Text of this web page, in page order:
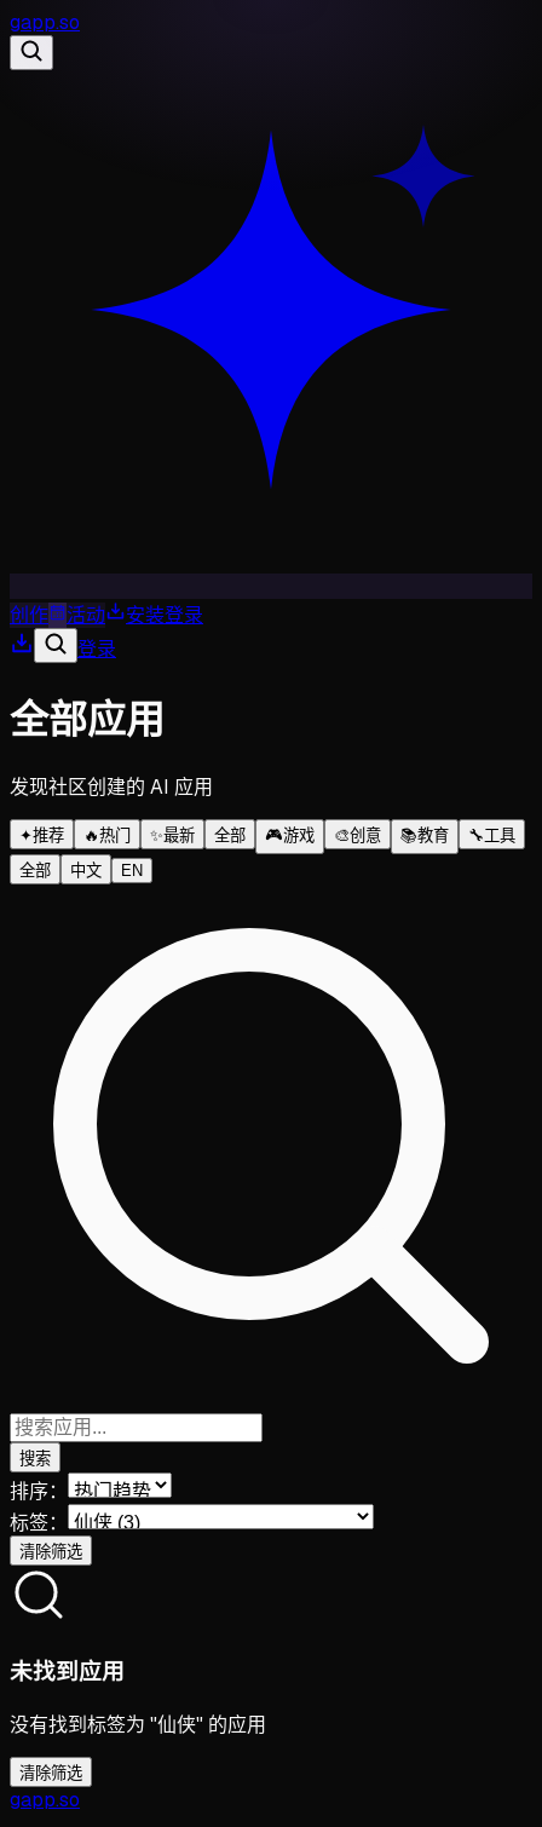
gapp.so
创作 活动 安装登录
登录
全部应用
发现社区创建的 AI 应用
✦推荐 🔥热门 ✨最新 全部 🎮游戏 🎨创意 📚教育 🔧工具
全部
中文 EN
搜索
排序：
标签：
清除筛选
未找到应用
没有找到标签为 "仙侠" 的应用
清除筛选
gapp.so